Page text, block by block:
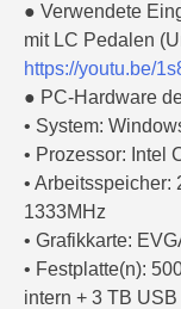
● Verwendete
mit LC Pedalen
https://youtu.be/
● PC-Hardware
• System:
• Prozessor: Intel
• Arbeitsspeicher:
1333MHz
• Grafikkarte:
• Festplatte(n):
intern + 3 TB